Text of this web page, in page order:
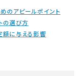
のアピールポイント
の選び方
額に与える影響